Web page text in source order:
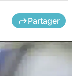
Partager